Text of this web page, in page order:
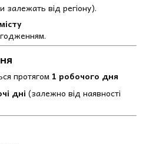
залежать від регіону).
протягом 1 робочого дня
дні (залежно від наявності